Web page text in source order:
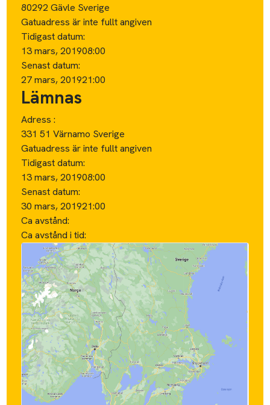
80292 Gävle Sverige
Gatuadress är inte fullt angiven
Tidigast datum:
13 mars, 201908:00
Senast datum:
27 mars, 201921:00
Lämnas
Adress :
331 51 Värnamo Sverige
Gatuadress är inte fullt angiven
Tidigast datum:
13 mars, 201908:00
Senast datum:
30 mars, 201921:00
Ca avstånd:
Ca avstånd i tid: